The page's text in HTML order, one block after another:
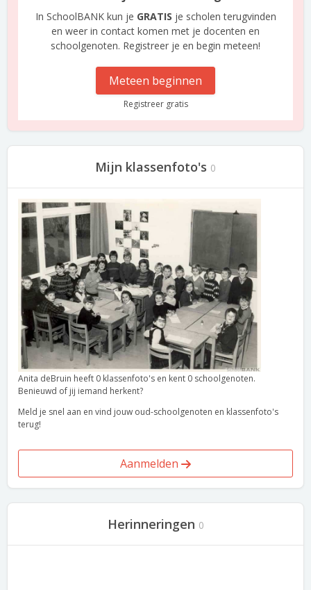
In SchoolBANK kun je GRATIS je scholen terugvinden
en weer in contact komen met je docenten en
schoolgenoten. Registreer je en begin meteen!
Meteen beginnen
Registreer gratis
Mijn klassenfoto's 0
Anita deBruin heeft 0 klassenfoto's en kent 0 schoolgenoten.
Benieuwd of jij iemand herkent?
Meld je snel aan en vind jouw oud-schoolgenoten en klassenfoto's
terug!
Aanmelden
Herinneringen 0